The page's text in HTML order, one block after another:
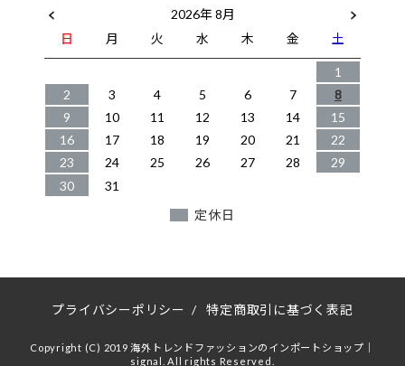
2026年 8月
日
月 火 水 木 金
土
1
2
3 4 5 6 7
8
9
10 11 12 13 14
15
16
17 18 19 20 21
22
23
24 25 26 27 28
29
30
31
定休日
プライバシーポリシー / 特定商取引に基づく表記
Copyright (C) 2019 海外トレンドファッションのインポートショップ｜
signal. All rights Reserved.